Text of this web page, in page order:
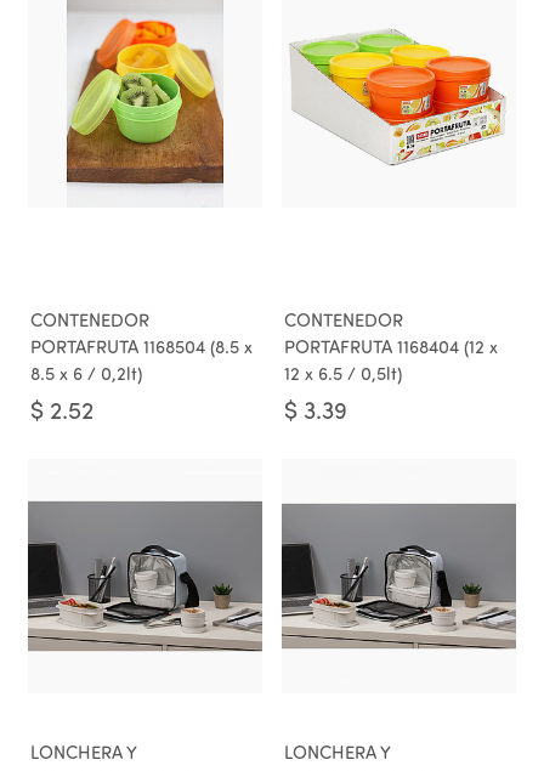
CONTENEDOR
PORTAFRUTA 1168504 (8.5 x
8.5 x 6 / 0,2lt)
$ 2.52
CONTENEDOR
PORTAFRUTA 1168404 (12 x
12 x 6.5 / 0,5lt)
$ 3.39
LONCHERA Y
LONCHERA Y